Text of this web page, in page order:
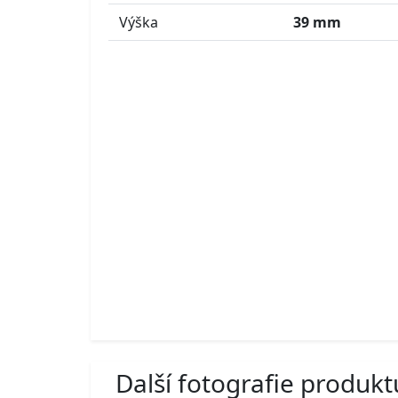
Výška 39 mm
Další fotografie